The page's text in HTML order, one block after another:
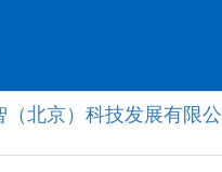
（北京）科技发展有限公